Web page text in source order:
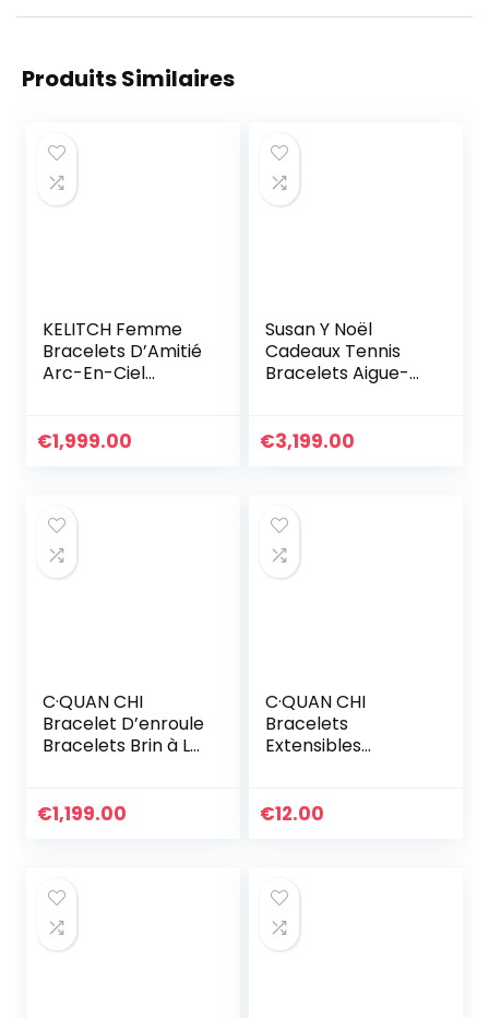
Produits Similaires
KELITCH Femme
Bracelets D’Amitié
Arc-En-Ciel
Main Bracelets
€1,999.00
Susan Y Noël
Cadeaux Tennis
Bracelets Aigue-
Bracelet Bijoux
Personnalisé
Graduation
Cadeaux
€3,199.00
C·QUAN CHI
Bracelet D’enroule
Bracelets Brin à La
à Breloques Et
D’anniversaire
Réglable
€1,199.00
C·QUAN CHI
Bracelets
Extensibles
D’amitié En Perle
€12.00